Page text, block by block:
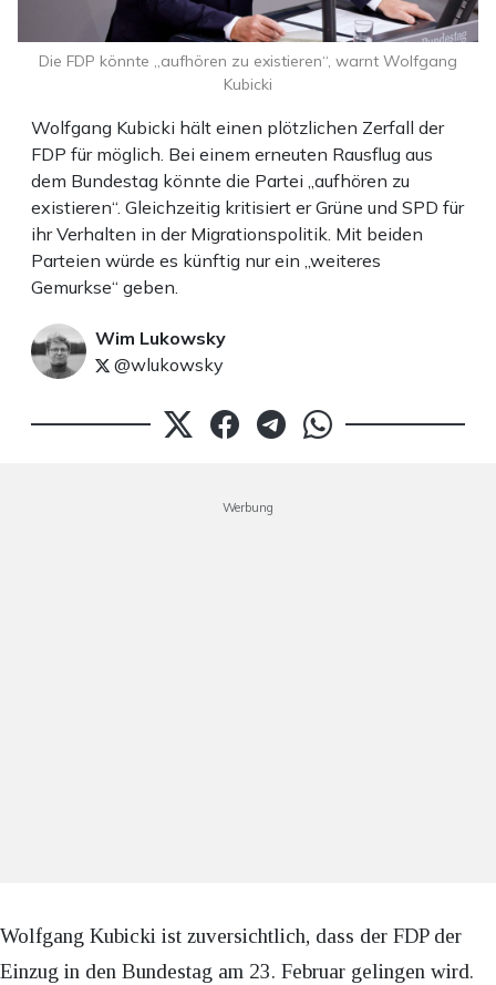
Wolfgang Kubicki hält einen plötzlichen Zerfall der
FDP für möglich. Bei einem erneuten Rausflug aus
dem Bundestag könnte die Partei „aufhören zu
existieren“. Gleichzeitig kritisiert er Grüne und SPD für
ihr Verhalten in der Migrationspolitik. Mit beiden
Parteien würde es künftig nur ein „weiteres
Gemurkse“ geben.
Wim Lukowsky
@wlukowsky
Die FDP könnte „aufhören zu existieren“, warnt Wolfgang
Kubicki
Werbung
Wolfgang Kubicki ist zuversichtlich, dass der FDP der
Einzug in den Bundestag am 23. Februar gelingen wird.